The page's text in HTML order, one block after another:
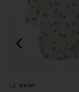
Lil atelier